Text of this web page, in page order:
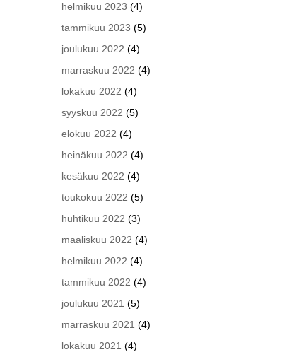
helmikuu 2023 (4)
tammikuu 2023 (5)
joulukuu 2022 (4)
marraskuu 2022 (4)
lokakuu 2022 (4)
syyskuu 2022 (5)
elokuu 2022 (4)
heinäkuu 2022 (4)
kesäkuu 2022 (4)
toukokuu 2022 (5)
huhtikuu 2022 (3)
maaliskuu 2022 (4)
helmikuu 2022 (4)
tammikuu 2022 (4)
joulukuu 2021 (5)
marraskuu 2021 (4)
lokakuu 2021 (4)